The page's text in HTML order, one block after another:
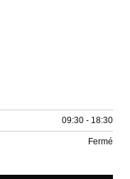
09:30 - 18:30
Fermé